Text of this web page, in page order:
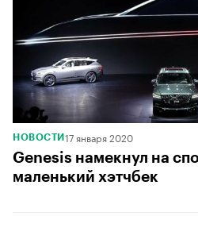
НОВОСТИ 17 января 2020
Genesis намекнул на
маленький хэтчбек